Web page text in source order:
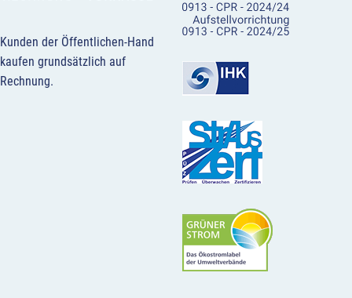
Kunden der Öffentlichen-Hand
kaufen grundsätzlich auf
Rechnung.